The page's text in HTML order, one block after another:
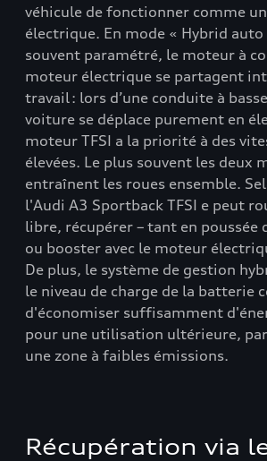
véhicule de fonctionner comme
électrique. En mode « Hybrid auto
souvent paramétré, le moteur à
moteur électrique se partagent
travail : lors d’une conduite à
voiture se déplace purement en
moteur TFSI a la priorité à des
élevées. Le plus souvent les deux
entraînent les roues ensemble.
l'Audi A3 Sportback TFSI e peut
libre, récupérer – tant en poussée
ou booster avec le moteur
De plus, le système de gestion
le niveau de charge de la batterie
d'économiser suffisamment
pour une utilisation ultérieure,
une zone à faibles émissions.
Récupération via